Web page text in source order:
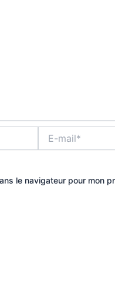
mail*
le navigateur pour mon